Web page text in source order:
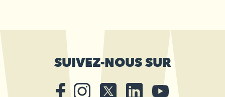
SUIVEZ-NOUS SUR